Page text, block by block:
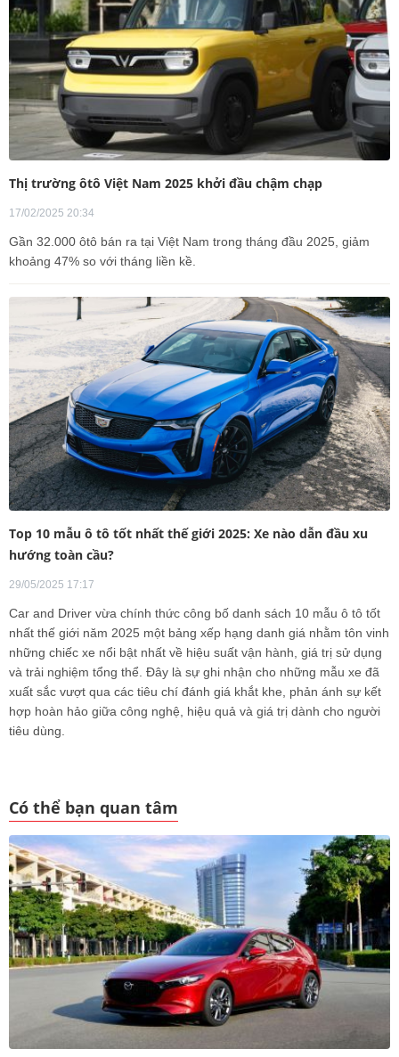
Thị trường ôtô Việt Nam 2025 khởi đầu chậm chạp
17/02/2025 20:34
Gần 32.000 ôtô bán ra tại Việt Nam trong tháng đầu 2025, giảm
khoảng 47% so với tháng liền kề.
Top 10 mẫu ô tô tốt nhất thế giới 2025: Xe nào dẫn đầu xu
hướng toàn cầu?
29/05/2025 17:17
Car and Driver vừa chính thức công bố danh sách 10 mẫu ô tô tốt
nhất thế giới năm 2025 một bảng xếp hạng danh giá nhằm tôn vinh
những chiếc xe nổi bật nhất về hiệu suất vận hành, giá trị sử dụng
và trải nghiệm tổng thể. Đây là sự ghi nhận cho những mẫu xe đã
xuất sắc vượt qua các tiêu chí đánh giá khắt khe, phản ánh sự kết
hợp hoàn hảo giữa công nghệ, hiệu quả và giá trị dành cho người
tiêu dùng.
Có thể bạn quan tâm